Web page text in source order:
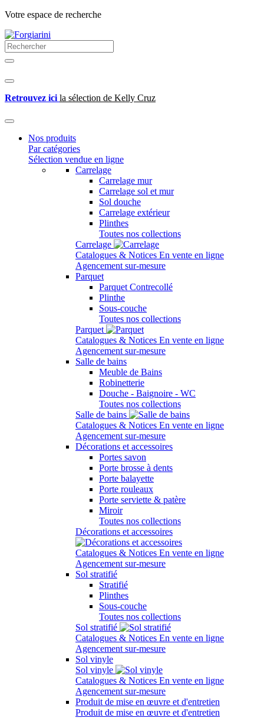
Votre espace de recherche
Retrouvez ici la sélection de Kelly Cruz
Nos produits
Par catégories
Sélection vendue en ligne
Carrelage
Carrelage mur
Carrelage sol et mur
Sol douche
Carrelage extérieur
Plinthes
Toutes nos collections
Carrelage
Catalogues & Notices En vente en ligne
Agencement sur-mesure
Parquet
Parquet Contrecollé
Plinthe
Sous-couche
Toutes nos collections
Parquet
Catalogues & Notices En vente en ligne
Agencement sur-mesure
Salle de bains
Meuble de Bains
Robinetterie
Douche - Baignoire - WC
Toutes nos collections
Salle de bains
Catalogues & Notices En vente en ligne
Agencement sur-mesure
Décorations et accessoires
Portes savon
Porte brosse à dents
Porte balayette
Porte rouleaux
Porte serviette & patère
Miroir
Toutes nos collections
Décorations et accessoires
Catalogues & Notices En vente en ligne
Agencement sur-mesure
Sol stratifié
Stratifié
Plinthes
Sous-couche
Toutes nos collections
Sol stratifié
Catalogues & Notices En vente en ligne
Agencement sur-mesure
Sol vinyle
Sol vinyle
Catalogues & Notices En vente en ligne
Agencement sur-mesure
Produit de mise en œuvre et d'entretien
Produit de mise en œuvre et d'entretien